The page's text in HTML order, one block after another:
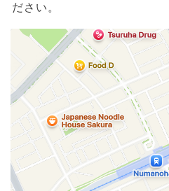
ださい。